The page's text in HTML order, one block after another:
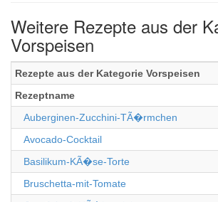
Weitere Rezepte aus der
Vorspeisen
Rezepte aus der Kategorie Vorspeisen
Rezeptname
Auberginen-Zucchini-TÃ�rmchen
Avocado-Cocktail
Basilikum-KÃ�se-Torte
Bruschetta-mit-Tomate